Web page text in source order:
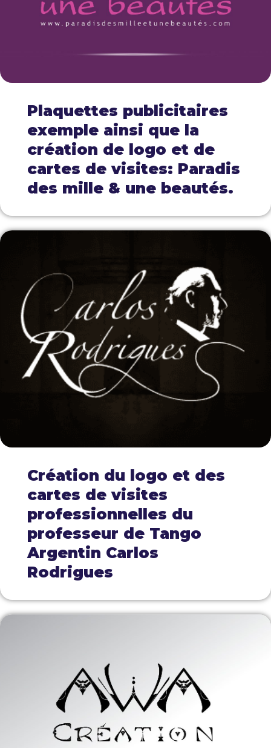
Plaquettes publicitaires
exemple ainsi que la
création de logo et de
cartes de visites: Paradis
des mille & une beautés.
Création du logo et des
cartes de visites
professionnelles du
professeur de Tango
Argentin Carlos
Rodrigues